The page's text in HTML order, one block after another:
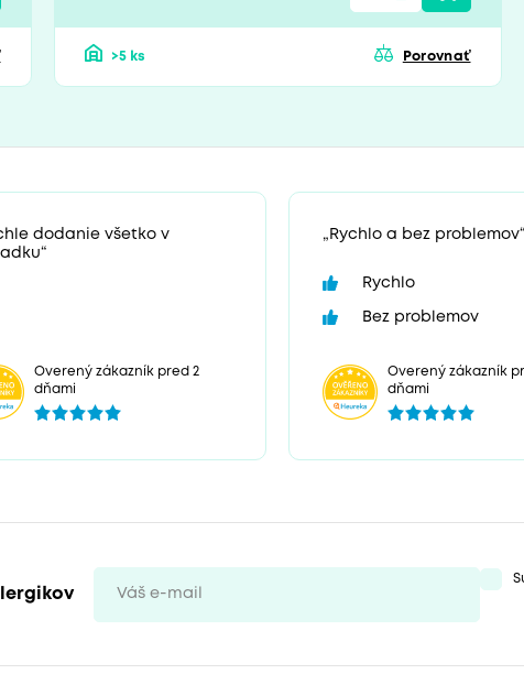
>5 ks Porovnať
dodanie všetko v
Overený zákazník pred 2
dňami
„Rychlo a bez problemov“
Rychlo
Bez problemov
Overený zákazník
dňami